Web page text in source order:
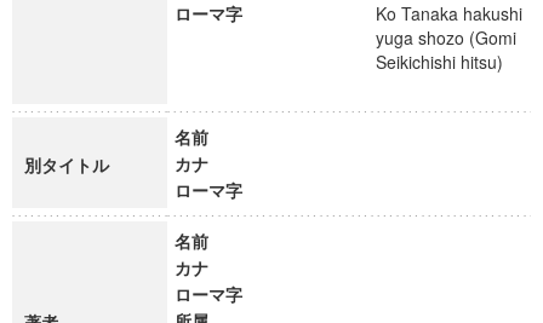
ローマ字
Ko Tanaka hakushi
yuga shozo (Gomi
Seikichishi hitsu)
別タイトル
名前
カナ
ローマ字
名前
カナ
ローマ字